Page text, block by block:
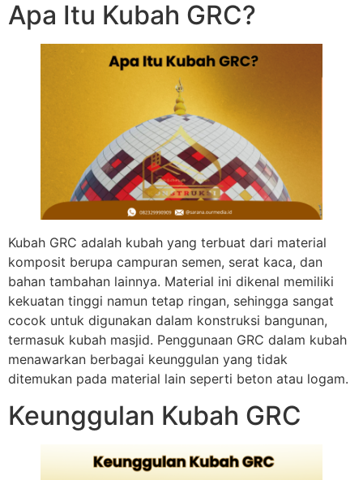
Apa Itu Kubah GRC?
Kubah GRC adalah kubah yang terbuat dari material
komposit berupa campuran semen, serat kaca, dan
bahan tambahan lainnya. Material ini dikenal memiliki
kekuatan tinggi namun tetap ringan, sehingga sangat
cocok untuk digunakan dalam konstruksi bangunan,
termasuk kubah masjid. Penggunaan GRC dalam kubah
menawarkan berbagai keunggulan yang tidak
ditemukan pada material lain seperti beton atau logam.
Keunggulan Kubah GRC